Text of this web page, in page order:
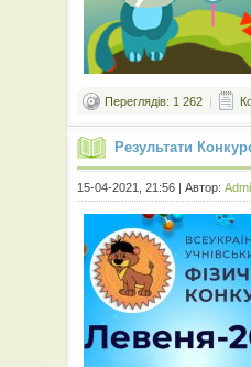
Переглядів: 1 262 |
Результати
15-04-2021, 21:56 | Автор: